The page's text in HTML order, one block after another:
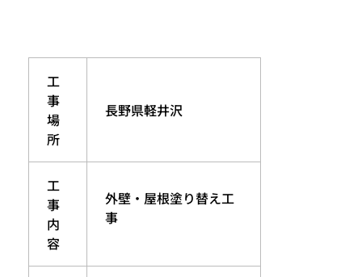
工
事
場
所
長野県軽井沢
工
事
内
容
外壁・屋根塗り替え工
事